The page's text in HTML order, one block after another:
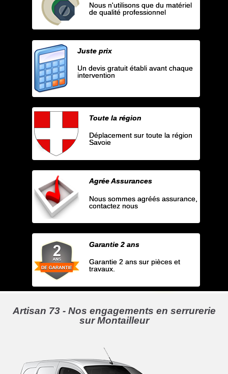
Nous n'utilisons que du matériel
de qualité professionnel
Juste prix
Un devis gratuit établi avant chaque
intervention
Toute la région
Déplacement sur toute la région
Savoie
Agrée Assurances
Nous sommes agréés assurance,
contactez nous
Garantie 2 ans
Garantie 2 ans sur pièces et
travaux.
Artisan 73 - Nos engagements en serrurerie
sur Montailleur